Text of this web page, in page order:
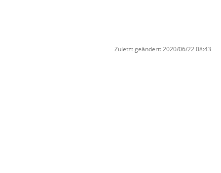
Zuletzt geändert: 2020/06/22 08:43